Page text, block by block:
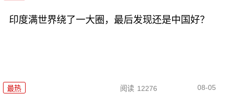
印度满世界绕了一大圈，最后发现还是中国好？
最热 阅读 12276 08-05